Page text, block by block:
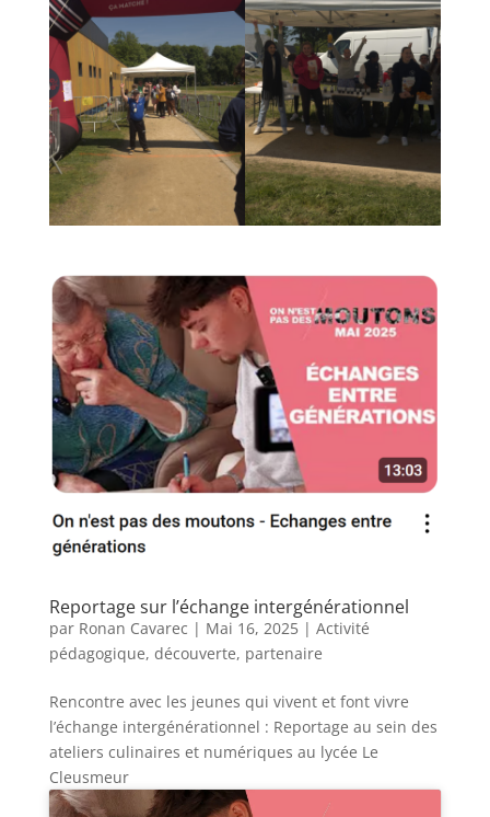
Reportage sur l’échange intergénérationnel
par Ronan Cavarec | Mai 16, 2025| Activité
pédagogique, découverte, partenaire
Rencontre avec les jeunes qui vivent et font vivre
l’échange intergénérationnel : Reportage au sein des
ateliers culinaires et numériques au lycée Le
Cleusmeur